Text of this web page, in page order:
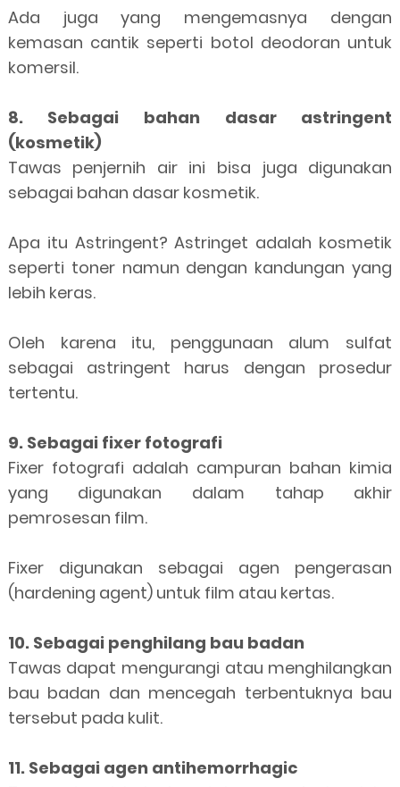
Ada juga yang mengemasnya dengan
kemasan cantik seperti botol deodoran untuk
komersil.
8. Sebagai bahan dasar astringent
(kosmetik)
Tawas penjernih air ini bisa juga digunakan
sebagai bahan dasar kosmetik.
Apa itu Astringent? Astringet adalah kosmetik
seperti toner namun dengan kandungan yang
lebih keras.
Oleh karena itu, penggunaan alum sulfat
sebagai astringent harus dengan prosedur
tertentu.
9. Sebagai fixer fotografi
Fixer fotografi adalah campuran bahan kimia
yang digunakan dalam tahap akhir
pemrosesan film.
Fixer digunakan sebagai agen pengerasan
(hardening agent) untuk film atau kertas.
10. Sebagai penghilang bau badan
Tawas dapat mengurangi atau menghilangkan
bau badan dan mencegah terbentuknya bau
tersebut pada kulit.
11. Sebagai agen antihemorrhagic